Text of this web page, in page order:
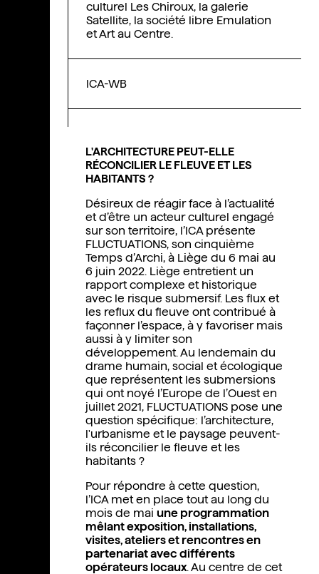
L'ARCHITECTURE PEUT-ELLE
RÉCONCILIER LE FLEUVE ET LES
HABITANTS ?
Désireux de réagir face à l’actualité
et d’être un acteur culturel engagé
sur son territoire, l’ICA présente
FLUCTUATIONS, son cinquième
Temps d’Archi, à Liège du 6 mai au
6 juin 2022. Liège entretient un
rapport complexe et historique
avec le risque submersif. Les flux et
les reflux du fleuve ont contribué à
façonner l’espace, à y favoriser mais
aussi à y limiter son
développement. Au lendemain du
drame humain, social et écologique
que représentent les submersions
qui ont noyé l’Europe de l’Ouest en
juillet 2021, FLUCTUATIONS pose une
question spécifique: l’architecture,
l'urbanisme et le paysage peuvent-
ils réconcilier le fleuve et les
habitants ?
Pour répondre à cette question,
l’ICA met en place tout au long du
mois de mai une programmation
mêlant exposition, installations,
visites, ateliers et rencontres en
partenariat avec différents
opérateurs locaux. Au centre de cet
culturel Les Chiroux, la galerie
Satellite, la société libre Emulation
et Art au Centre.
ICA-WB